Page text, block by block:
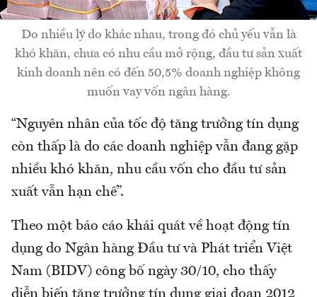
Do nhiều lý do khác nhau, trong đó chủ yếu vẫn là
khó khăn, chưa có nhu cầu mở rộng, đầu tư sản xuất
kinh doanh nên có đến 50,5% doanh nghiệp không
muốn vay vốn ngân hàng.
“Nguyên nhân của tốc độ tăng trưởng tín dụng
còn thấp là do các doanh nghiệp vẫn đang gặp
nhiều khó khăn, nhu cầu vốn cho đầu tư sản
xuất vẫn hạn chế”.
Theo một báo cáo khái quát về hoạt động tín
dụng do Ngân hàng Đầu tư và Phát triển Việt
Nam (BIDV) công bố ngày 30/10, cho thấy
diễn biến tăng trưởng tín dụng giai đoạn 2012